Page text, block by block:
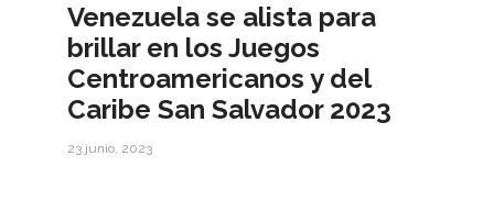
Venezuela se alista para
brillar en los Juegos
Centroamericanos y del
Caribe San Salvador 2023
23 junio, 2023